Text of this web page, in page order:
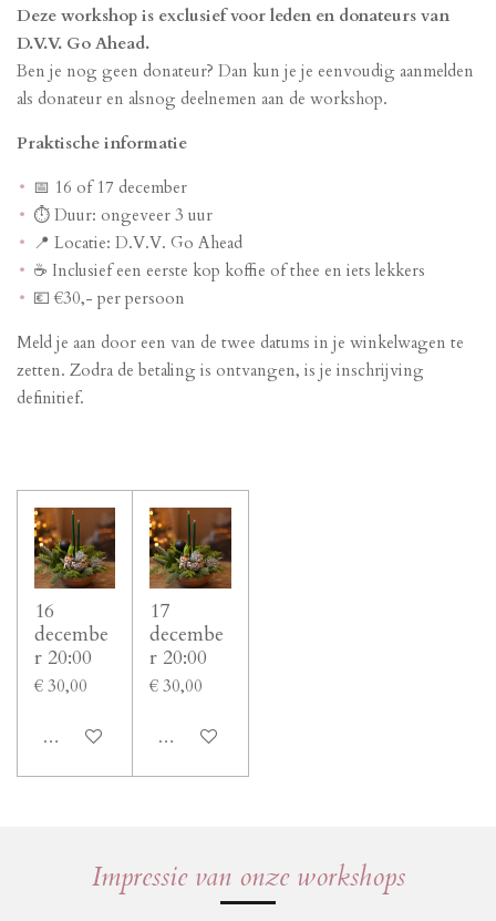
Deze workshop is exclusief voor leden en donateurs van
D.V.V. Go Ahead.
Ben je nog geen donateur? Dan kun je je eenvoudig aanmelden
als donateur en alsnog deelnemen aan de workshop.
Praktische informatie
📅 16 of 17 december
⏱️ Duur: ongeveer 3 uur
📍 Locatie: D.V.V. Go Ahead
☕ Inclusief een eerste kop koffie of thee en iets lekkers
💶 €30,- per persoon
Meld je aan door een van de twee datums in je winkelwagen te
zetten. Zodra de betaling is ontvangen, is je inschrijving
definitief.
16
decembe
r 20:00
€ 30,00
In winkelwagen
17
decembe
r 20:00
€ 30,00
In winkelwagen
Impressie van onze workshops